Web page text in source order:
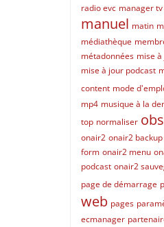
radio evc manager tv
manuel matin
médiathèque
métadonnées mise
mise à jour podcast
content mode
mp4 musique à la
top normaliser obs
onair2 onair2 backup
form onair2 menu
podcast onair2
page de démarrage
web pages
ecmanager